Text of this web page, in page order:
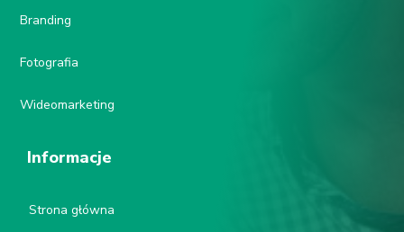
Branding
Fotografia
Wideomarketing
Informacje
Strona główna